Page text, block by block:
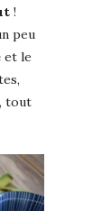
!
peu
et le
tout